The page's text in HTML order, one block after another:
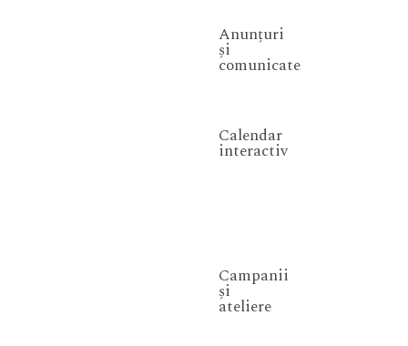
Anunțuri
și
comunicate
Calendar
interactiv
Campanii
și
ateliere